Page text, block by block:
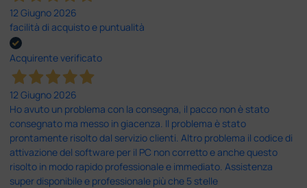
12 Giugno 2026
facilità di acquisto e puntualità
Acquirente verificato
12 Giugno 2026
Ho avuto un problema con la consegna, il pacco non è stato
consegnato ma messo in giacenza. Il problema è stato
prontamente risolto dal servizio clienti. Altro problema il codice di
attivazione del software per il PC non corretto e anche questo
risolto in modo rapido professionale e immediato. Assistenza
super disponibile e professionale più che 5 stelle